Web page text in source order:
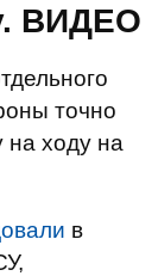
ВИДЕО
точно
ходу на
в